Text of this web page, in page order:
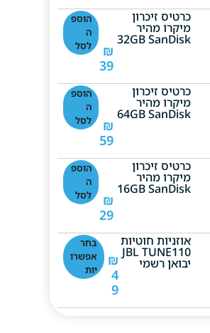
כרטיס זיכרון
מיקרו מהיר
32GB SanDisk
₪
39
הוספ
ה
לסל
כרטיס זיכרון
מיקרו מהיר
64GB SanDisk
₪
59
הוספ
ה
לסל
כרטיס זיכרון
מיקרו מהיר
16GB SanDisk
₪
29
הוספ
ה
לסל
אוזניות חוטיות
JBL TUNE110
יבואן רשמי
₪
4
9
בחר
אפשרו
יות